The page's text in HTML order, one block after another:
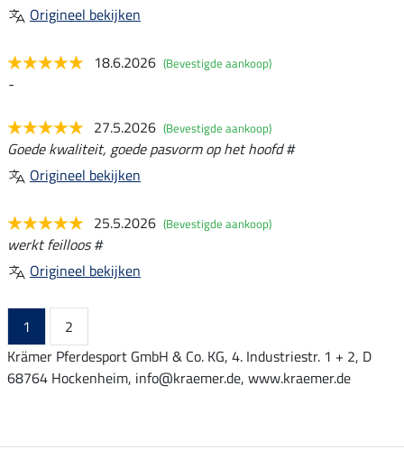
Origineel bekijken
18.6.2026 (Bevestigde aankoop)
-
27.5.2026 (Bevestigde aankoop)
Goede kwaliteit, goede pasvorm op het hoofd #
Origineel bekijken
25.5.2026 (Bevestigde aankoop)
werkt feilloos #
Origineel bekijken
1
2
Krämer Pferdesport GmbH & Co. KG, 4. Industriestr. 1 + 2, D
68764 Hockenheim, info@kraemer.de, www.kraemer.de